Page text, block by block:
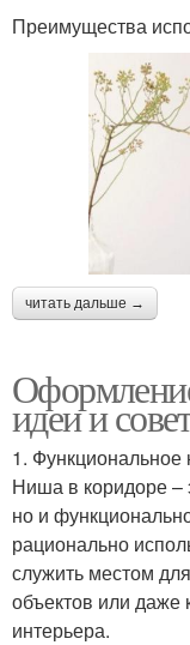
Преимущества
читать дальше →
идеи и
1.
Ниша в коридоре –
но и
рационально
служить местом
объектов или даже
интерьера.